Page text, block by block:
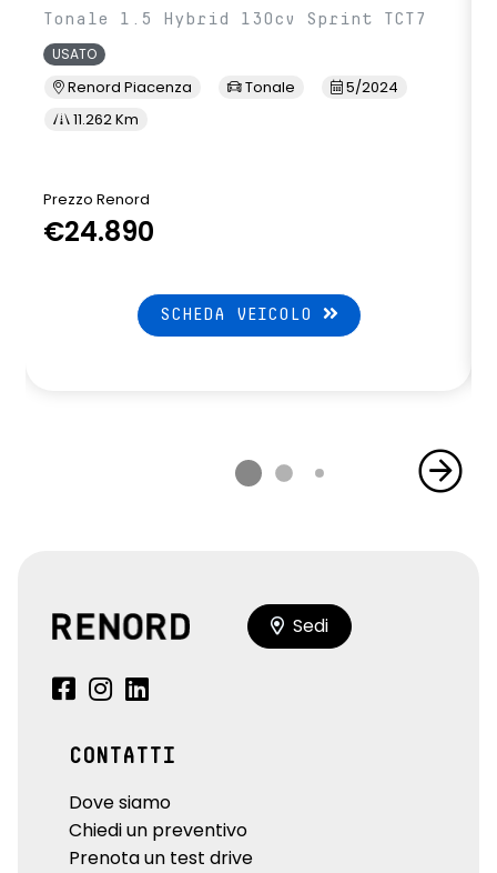
Tonale 1.5 Hybrid 130cv Sprint TCT7
USATO
Renord Piacenza Tonale
5/2024
11.262 Km
Prezzo Renord
€24.890
SCHEDA VEICOLO
Sedi
CONTATTI
Dove siamo
Chiedi un preventivo
Prenota un test drive